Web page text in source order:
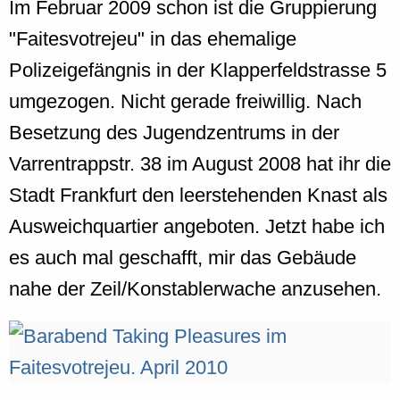
Im Februar 2009 schon ist die Gruppierung
"Faitesvotrejeu" in das ehemalige
Polizeigefängnis in der Klapperfeldstrasse 5
umgezogen. Nicht gerade freiwillig. Nach
Besetzung des Jugendzentrums in der
Varrentrappstr. 38 im August 2008 hat ihr die
Stadt Frankfurt den leerstehenden Knast als
Ausweichquartier angeboten. Jetzt habe ich
es auch mal geschafft, mir das Gebäude
nahe der Zeil/Konstablerwache anzusehen.